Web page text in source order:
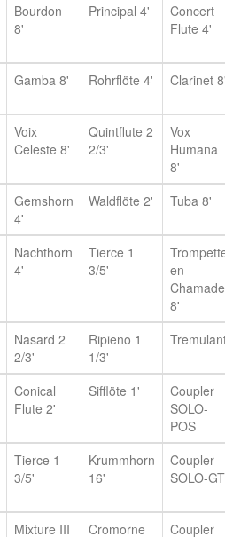
Bourdon
8'
Principal 4'
Concert
Flute 4'
Gamba 8' Rohrflöte 4' Clarinet
Voix
Celeste 8'
Quintflute 2
2/3'
Vox
Humana
8'
Gemshorn
4'
Waldflöte 2' Tuba 8'
Nachthorn
4'
Tierce 1
3/5'
en
Chamade
8'
Nasard 2
2/3'
Ripieno 1
1/3'
Conical
Flute 2'
Sifflöte 1'
Coupler
SOLO-
POS
Tierce 1
3/5'
Krummhorn
16'
Coupler
SOLO-GT
Mixture III
Cromorne
Coupler